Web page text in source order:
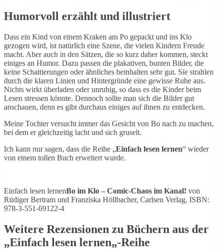
Humorvoll erzählt und illustriert
Dass ein Kind von einem Kraken am Po gepackt und ins Klo
gezogen wird, ist natürlich eine Szene, die vielen Kindern Freude
macht. Aber auch in den Sätzen, die so kurz daher kommen, steckt
einiges an Humor. Dazu passen die plakativen, bunten Bilder, die
keine Schattierungen oder ähnliches beinhalten sehr gut. Sie strahlen
durch die klaren Linien und Hintergründe eine gewisse Ruhe aus.
Nichts wirkt überladen oder unruhig, so dass es die Kinder beim
Lesen stressen könnte. Dennoch sollte man sich die Bilder gut
anschauen, denn es gibt durchaus einiges auf ihnen zu entdecken.
Meine Tochter versucht immer das Gesicht von Bo nach zu machen,
bei dem er gleichzeitig lacht und sich gruselt.
Ich kann nur sagen, dass die Reihe „Einfach lesen lernen“ wieder
von einem tollen Buch erweitert wurde.
Einfach lesen lernenBo im Klo – Comic-Chaos im Kanal! von
Rüdiger Bertram und Franziska Höllbacher, Carlsen Verlag, ISBN:
978-3-551-69122-4
Weitere Rezensionen zu Büchern aus der
„Einfach lesen lernen„-Reihe